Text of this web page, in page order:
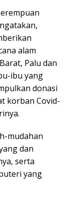
alam
Palu dan
ibu yang
donasi
korban Covid-
mudahan
dan
serta
yang